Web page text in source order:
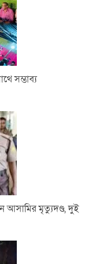
সম্ভাব্য
আসামির মৃত্যুদণ্ড, দুই